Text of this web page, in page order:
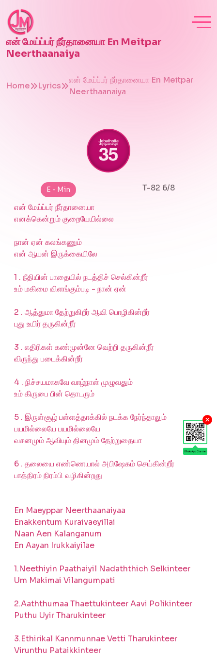
×
என் மேய்ப்பர் நீர்தானையா En Meitpar
Neerthaanaiya
Home Lyrics
என் மேய்ப்பர் நீர்தானையா En Meitpar
Neerthaanaiya
E - Min
T-82 6/8
என் மேய்ப்பர் நீர்தானையா
எனக்கென்றும் குறையேயில்லை
நான் ஏன் கலங்கணும்
என் ஆயன் இருக்கையிலே
1 . நீதியின் பாதையில் நடத்திச் செல்கின்றீர்
உம் மகிமை விளங்கும்படி - நான் ஏன்
2 . ஆத்துமா தேற்றுகிறீர் ஆவி பொழிகின்றீர்
புது உயிர் தருகின்றீர்
3 . எதிரிகள் கண்முன்னே வெற்றி தருகின்றீர்
விருந்து படைக்கின்றீர்
4 . நிச்சயமாகவே வாழ்நாள் முழுவதும்
உம் கிருபை பின் தொடரும்
5 . இருள்சூழ் பள்ளத்தாக்கில் நடக்க நேர்ந்தாலும்
பயமில்லையே பயமில்லையே
வசனமும் ஆவியும் தினமும் தேற்றுதையா
6 . தலையை எண்ணெயால் அபிஷேகம் செய்கின்றீர்
பாத்திரம் நிரம்பி வழிகின்றது
En Maeyppar Neerthaanaiyaa
Enakkentum Kuraivaeyillai
Naan Aen Kalanganum
En Aayan Irukkaiyilae
1.Neethiyin Paathaiyil Nadaththich Selkinteer
Um Makimai Vilangumpati
2.Aaththumaa Thaettukinteer Aavi Polikinteer
Puthu Uyir Tharukinteer
3.Ethirikal Kannmunnae Vetti Tharukinteer
Virunthu Pataikkinteer